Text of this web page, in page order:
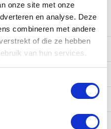
onze site met onze
en analyse. Deze
combineren met andere
of die ze hebben
van hun services.
Prijs per stuk
€ 1,30